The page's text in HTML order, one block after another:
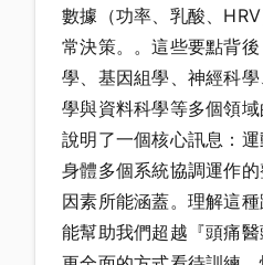
數據（功率、乳酸、
常決策。。這些要點背
學、基因組學、神經科
學與資料科學等多個領
說明了一個核心訊息：
身體多個系統協調運作
因素所能涵蓋。理解這種
能幫助我們超越『頭痛